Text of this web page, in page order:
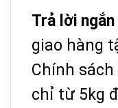
Trả lời ngắn
giao hàng
Chính
chỉ từ 5kg